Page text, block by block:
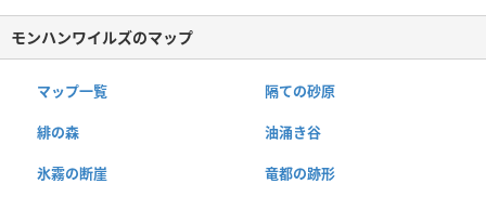
モンハンワイルズのマップ
マップ一覧 隔ての砂原
緋の森 油涌き谷
氷霧の断崖 竜都の跡形